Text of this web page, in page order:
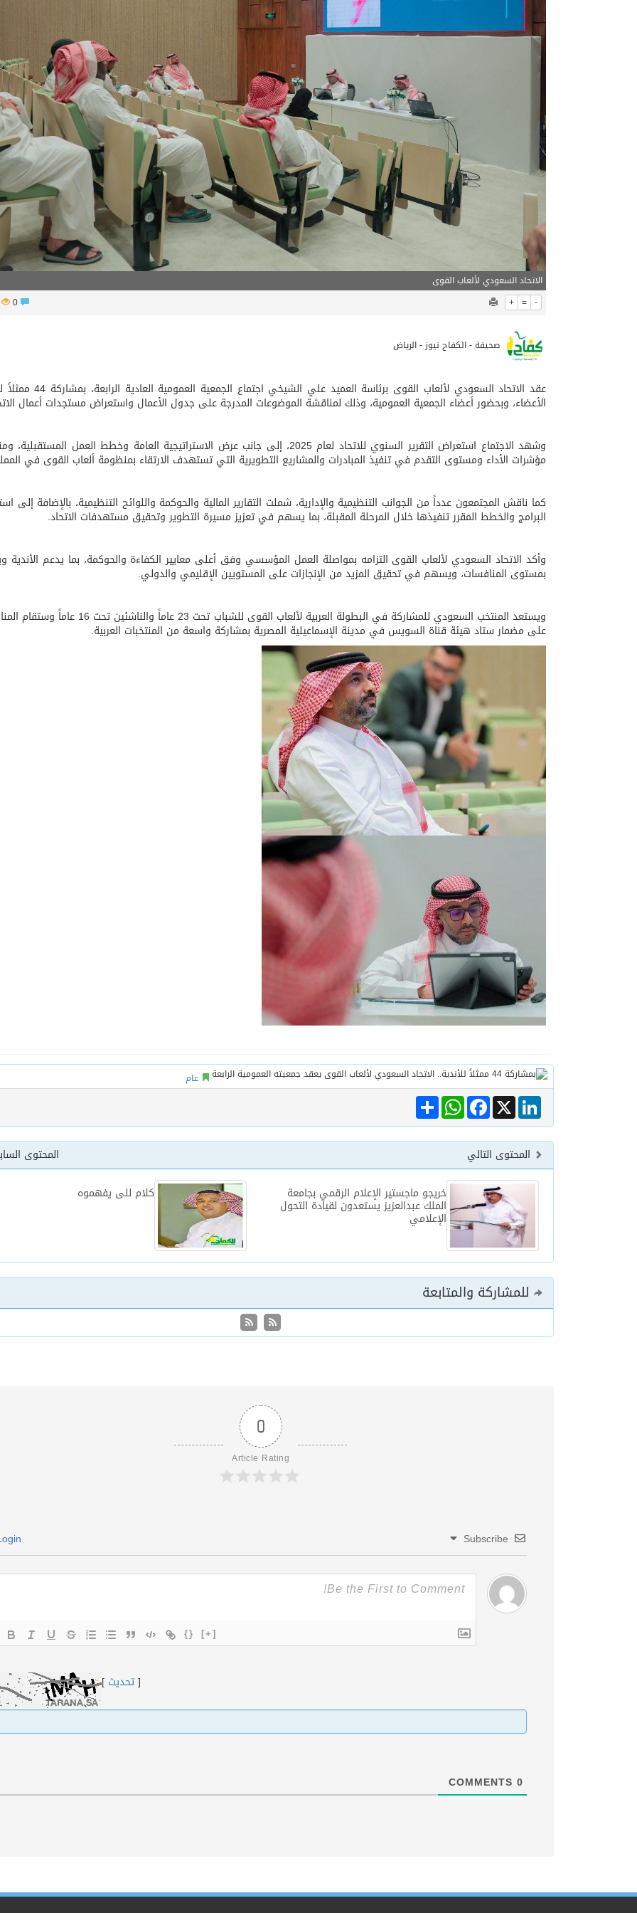
06/08/2026مركز الملك سلمان للإغاثة يضع حجر الأساس لمشروع بناء وإعادة تأهيل 13 مدرسة في محافظتي لحج والضالع
الاتحاد السعودي لألعاب القوى
+ = -
صحيفة - الكفاح نيوز - الرياض
عقد الاتحاد السعودي لألعاب القوى برئاسة العميد علي الشيخي
الأعضاء، وبحضور أعضاء الجمعية العمومية، وذلك لمناقشة الموضوعات المدرجة على جدول الأعمال واستعراض مستجدات أعمال
وشهد الاجتماع استعراض التقرير السنوي للاتحاد لعام 2025، إلى جانب عرض الاستراتيجية العامة وخطط العمل
مؤشرات الأداء ومستوى التقدم في تنفيذ المبادرات والمشاريع التطويرية التي تستهدف الارتقاء بمنظومة ألعاب القوى في
كما ناقش المجتمعون عدداً من الجوانب التنظيمية والإدارية، شملت التقارير المالية والحوكمة واللوائح التنظيمية، بالإضافة إلى
البرامج والخطط المقرر تنفيذها خلال المرحلة المقبلة، بما يسهم في تعزيز مسيرة التطوير وتحقيق مستهدفات الاتحاد.
وأكد الاتحاد السعودي لألعاب القوى التزامه بمواصلة العمل المؤسسي وفق أعلى معايير الكفاءة والحوكمة، بما يدعم الأندية
بمستوى المنافسات، ويسهم في تحقيق المزيد من الإنجازات على المستويين الإقليمي والدولي.
ويستعد المنتخب السعودي للمشاركة في البطولة العربية لألعاب القوى للشباب تحت 23 عاماً
على مضمار ستاد هيئة قناة السويس في مدينة الإسماعيلية المصرية بمشاركة واسعة من المنتخبات العربية.
عام
Share
WhatsAppFacebook X
LinkedIn
المحتوى
المحتوى التالي
كلام للى يفهموه
خريجو ماجستير الإعلام الرقمي بجامعة
الملك عبدالعزيز يستعدون لقيادة التحول
الإعلامي
للمشاركة والمتابعة
0
Article Rating
Subscribe
{} [+]
[تحديث ]
0